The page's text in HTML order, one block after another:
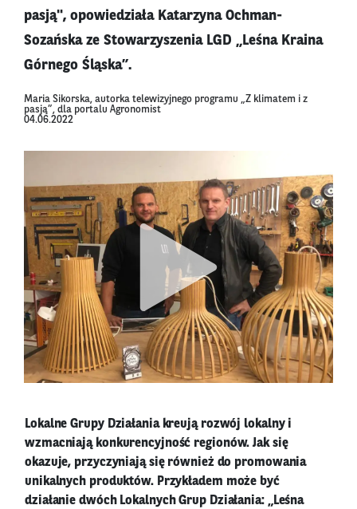
pasją", opowiedziała Katarzyna Ochman-
Sozańska ze Stowarzyszenia LGD „Leśna Kraina
Górnego Śląska”.
Maria Sikorska, autorka telewizyjnego programu „Z klimatem i z
pasją”, dla portalu Agronomist
04.06.2022
Lokalne Grupy Działania kreują rozwój lokalny i
wzmacniają konkurencyjność regionów. Jak się
okazuje, przyczyniają się również do promowania
unikalnych produktów. Przykładem może być
działanie dwóch Lokalnych Grup Działania: „Leśna